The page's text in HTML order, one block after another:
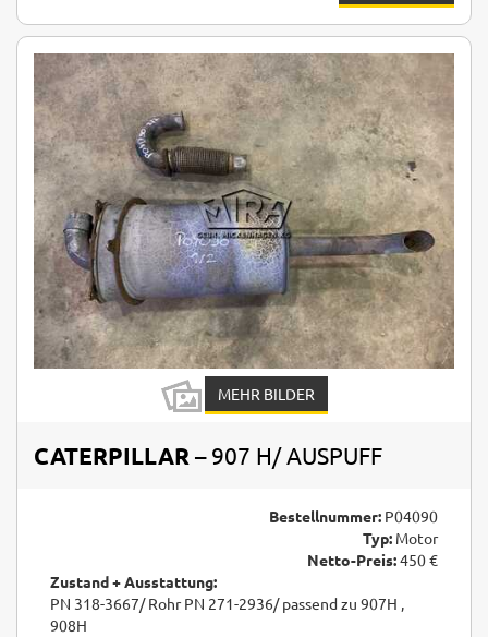
MEHR BILDER
CATERPILLAR– 907 H/ AUSPUFF
Bestellnummer: P04090
Typ: Motor
Netto-Preis:450 €
Zustand + Ausstattung:
PN 318-3667/ Rohr PN 271-2936/ passend zu 907H ,
908H